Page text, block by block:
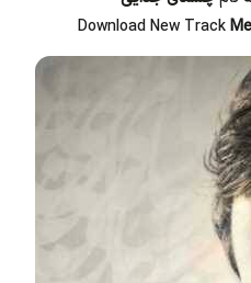
Download New Track